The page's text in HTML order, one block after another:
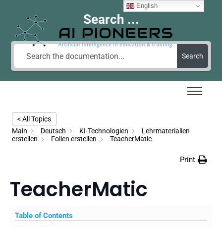
Search ...
Search
< All Topics
Main
Deutsch KI-Technologien
Lehrmaterialien
erstellen
Folien erstellen TeacherMatic
Print
TeacherMatic
Table of Contents
English